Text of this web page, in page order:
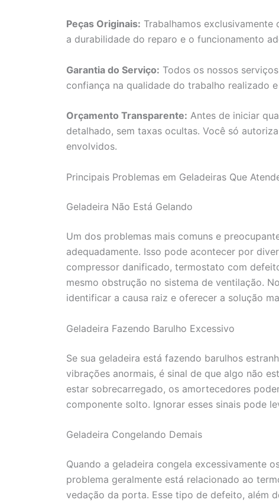
Peças Originais: Trabalhamos
a durabilidade do reparo e o funcionamento
Garantia do Serviço: Todos os nossos
confiança na qualidade do trabalho realizado
Orçamento Transparente: Antes de iniciar
detalhado, sem taxas ocultas. Você só
envolvidos.
Principais Problemas em Geladeiras Que
Geladeira Não Está Gelando
Um dos problemas mais comuns e
adequadamente. Isso pode acontecer por
compressor danificado, termostato com
mesmo obstrução no sistema de ventilação.
identificar a causa raiz e oferecer a solução
Geladeira Fazendo Barulho Excessivo
Se sua geladeira está fazendo barulhos
vibrações anormais, é sinal de que algo não
estar sobrecarregado, os amortecedores
componente solto. Ignorar esses sinais pode
Geladeira Congelando Demais
Quando a geladeira congela excessivamente
problema geralmente está relacionado ao
vedação da porta. Esse tipo de defeito, além